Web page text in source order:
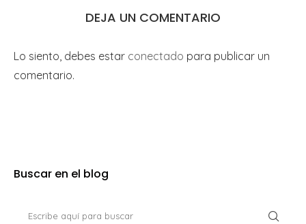
DEJA UN COMENTARIO
Lo siento, debes estar conectado para publicar un
comentario.
Buscar en el blog